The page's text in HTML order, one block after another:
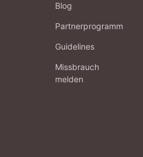
Blog
Partnerprogramm
Guidelines
Missbrauch
melden